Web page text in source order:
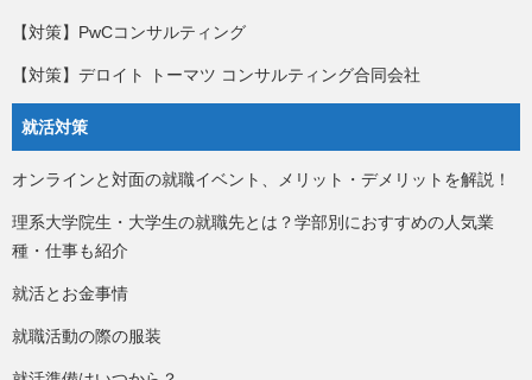
【対策】PwCコンサルティング
【対策】デロイト トーマツ コンサルティング合同会社
就活対策
オンラインと対面の就職イベント、メリット・デメリットを解説！
理系大学院生・大学生の就職先とは？学部別におすすめの人気業
種・仕事も紹介
就活とお金事情
就職活動の際の服装